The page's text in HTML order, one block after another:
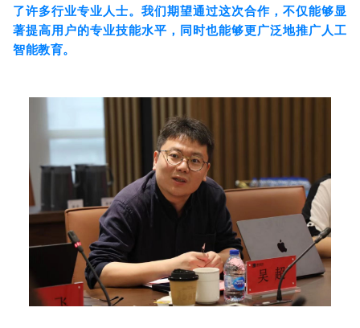
了许多行业专业人士。我们期望通过这次合作，不仅能够显
著提高用户的专业技能水平，同时也能够更广泛地推广人工
智能教育。